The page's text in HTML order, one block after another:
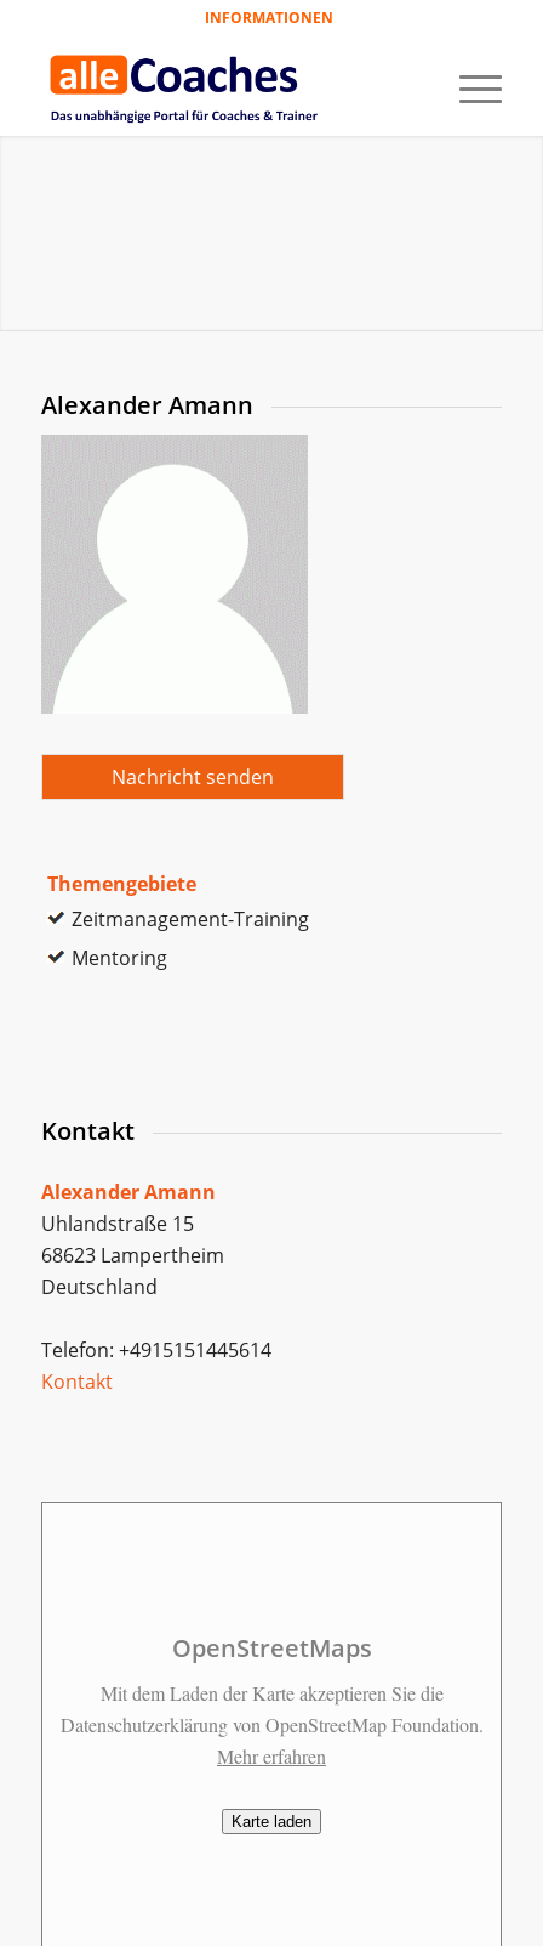
INFORMATIONEN
Alexander Amann
Nachricht senden
Themengebiete
Zeitmanagement-Training
Mentoring
Kontakt
Alexander Amann
Uhlandstraße 15
68623 Lampertheim
Deutschland
Telefon: +4915151445614
Kontakt
OpenStreetMaps
Mit dem Laden der Karte akzeptieren Sie die
Datenschutzerklärung von OpenStreetMap Foundation.
Mehr erfahren
Karte laden